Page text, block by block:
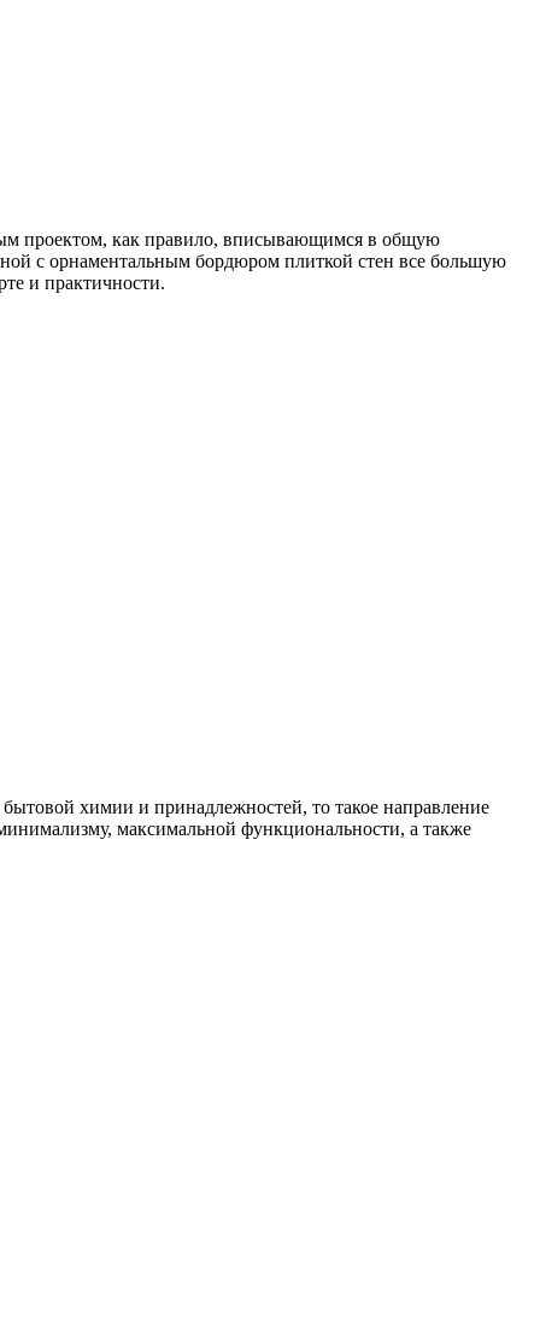
проектом, как правило, вписывающимся в общую
с орнаментальным бордюром плиткой стен все большую
и практичности.
бытовой химии и принадлежностей, то такое направление
максимальной функциональности, а также